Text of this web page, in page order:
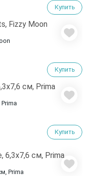
Купить
Купить
Купить
Prima